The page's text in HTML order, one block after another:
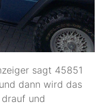
sagt 45851
dann wird das
und